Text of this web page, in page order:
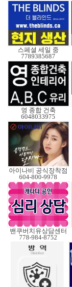
스페셜 세일 중
7789385687
영 종합 건축
6048033975
아이나비 공식장착점
604-800-9978
밴쿠버치유상담센터
778-984-8752